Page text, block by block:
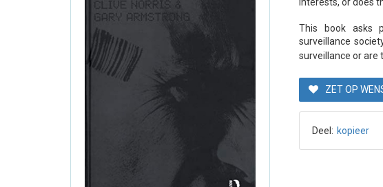
This book asks
surveillance
surveillance or are
ZET OP
Deel: kopieer